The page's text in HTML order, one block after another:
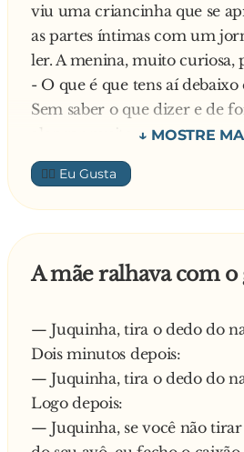
Após algum tempo, a
aproxima-se para agradecer
salvar a vida de seu filho, e
- Você é médico?
E responde o homem:
- Não senhor, eu sou
a minha especialidade é
sacar a última moeda!
—
viu uma criancinha que se
as partes íntimas com um
ler. A menina, muito curiosa,
- O que é que tens aí debaixo
Sem saber o que dizer e de
alongar muito a conversa, o
- É um passarinho…
A garota foi embora e o rapaz
Quando acordou, estava
tantas dores que mal
acontecido, o rapaz
estava deitado na praia e uma
perguntou-me qualquer coisa
partes intimas antes de
acordei, já estava aqui.
A polícia voltou à praia,
👍🏼
A mãe ralhava com o
— Juquinha, tira o dedo do
Dois minutos depois:
— Juquinha, tira o dedo do
Logo depois:
— Juquinha, se você não